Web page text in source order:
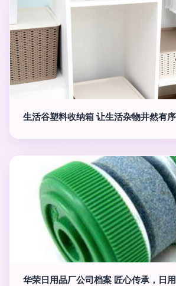
生活谷塑料收纳箱 让生活杂物井然有
华荣日用品厂公司档案 匠心传承，日